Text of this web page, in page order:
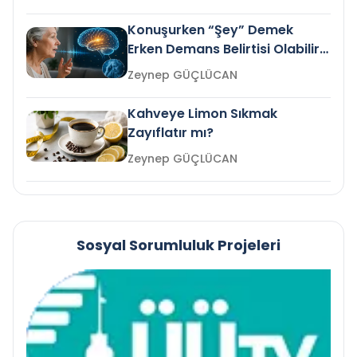
Konuşurken “Şey” Demek
Erken Demans Belirtisi Olabilir
mi?
Zeynep GÜÇLÜCAN
Kahveye Limon Sıkmak
Zayıflatır mı?
Zeynep GÜÇLÜCAN
Sosyal Sorumluluk Projeleri